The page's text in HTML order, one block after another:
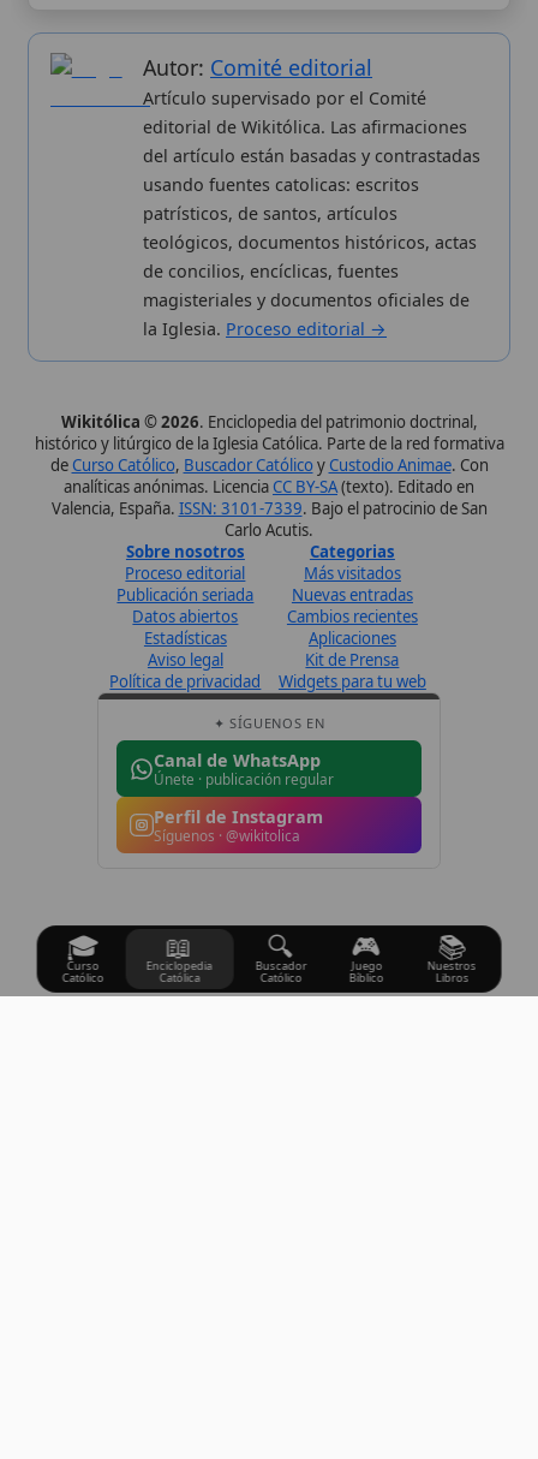
Estadísticas
Política de privacidad
Aplicaciones
Widgets para tu web
✦ SÍGUENOS EN
Canal de WhatsApp
Únete · publicación regular
Perfil de Instagram
Síguenos · @wikitolica